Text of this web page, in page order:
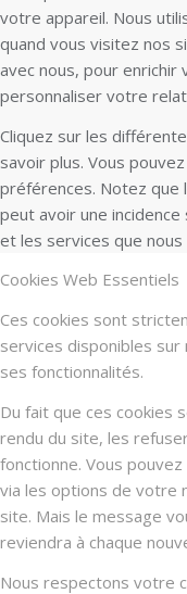
votre appareil. Nous
quand vous visitez nos
avec nous, pour
personnaliser votre
Cliquez sur les
savoir plus. Vous
préférences. Notez que
peut avoir une
et les services que
Cookies Web Essentiels
Ces cookies sont
services disponibles
ses fonctionnalités.
Du fait que ces cookies
rendu du site, les
fonctionne. Vous
via les options de votre
site. Mais le message
reviendra à chaque
Nous respectons votre